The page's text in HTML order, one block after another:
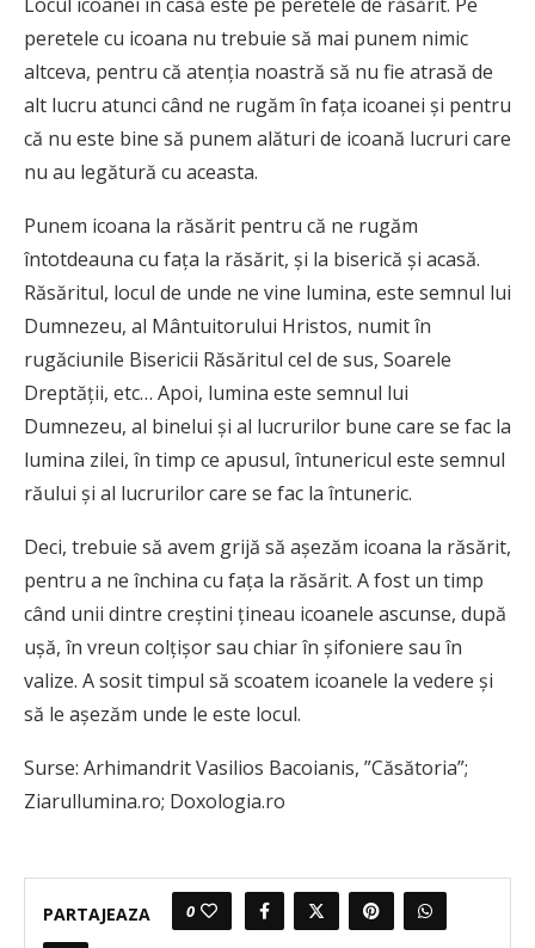
peretele cu icoana nu trebuie să mai punem nimic
altceva, pentru că atenția noastră să nu fie atrasă de
alt lucru atunci când ne rugăm în fața icoanei și pentru
că nu este bine să punem alături de icoană lucruri care
nu au legătură cu aceasta.
Punem icoana la răsărit pentru că ne rugăm
întotdeauna cu fața la răsărit, și la biserică și acasă.
Răsăritul, locul de unde ne vine lumina, este semnul lui
Dumnezeu, al Mântuitorului Hristos, numit în
rugăciunile Bisericii Răsăritul cel de sus, Soarele
Dreptății, etc… Apoi, lumina este semnul lui
Dumnezeu, al binelui și al lucrurilor bune care se fac la
lumina zilei, în timp ce apusul, întunericul este semnul
răului și al lucrurilor care se fac la întuneric.
Deci, trebuie să avem grijă să așezăm icoana la răsărit,
pentru a ne închina cu fața la răsărit. A fost un timp
când unii dintre creștini țineau icoanele ascunse, după
ușă, în vreun colțișor sau chiar în șifoniere sau în
valize. A sosit timpul să scoatem icoanele la vedere și
să le așezăm unde le este locul.
Surse: Arhimandrit Vasilios Bacoianis, ”Căsătoria”;
Ziarullumina.ro; Doxologia.ro
PARTAJEAZA 0